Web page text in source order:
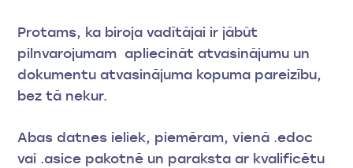
Protams, ka biroja vadītājai ir jābūt
pilnvarojumam apliecināt atvasinājumu un
dokumentu atvasinājuma kopuma pareizību,
bez tā nekur.
Abas datnes ieliek, piemēram, vienā .edoc
vai .asice pakotnē un paraksta ar kvalificētu